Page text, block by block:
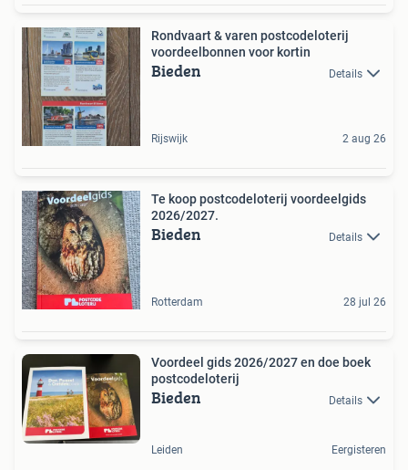
Rondvaart & varen postcodeloterij
voordeelbonnen voor kortin
Bieden Details
Rijswijk 2 aug 26
Te koop postcodeloterij voordeelgids
2026/2027.
Bieden Details
Rotterdam 28 jul 26
Voordeel gids 2026/2027 en doe boek
postcodeloterij
Bieden Details
Leiden Eergisteren